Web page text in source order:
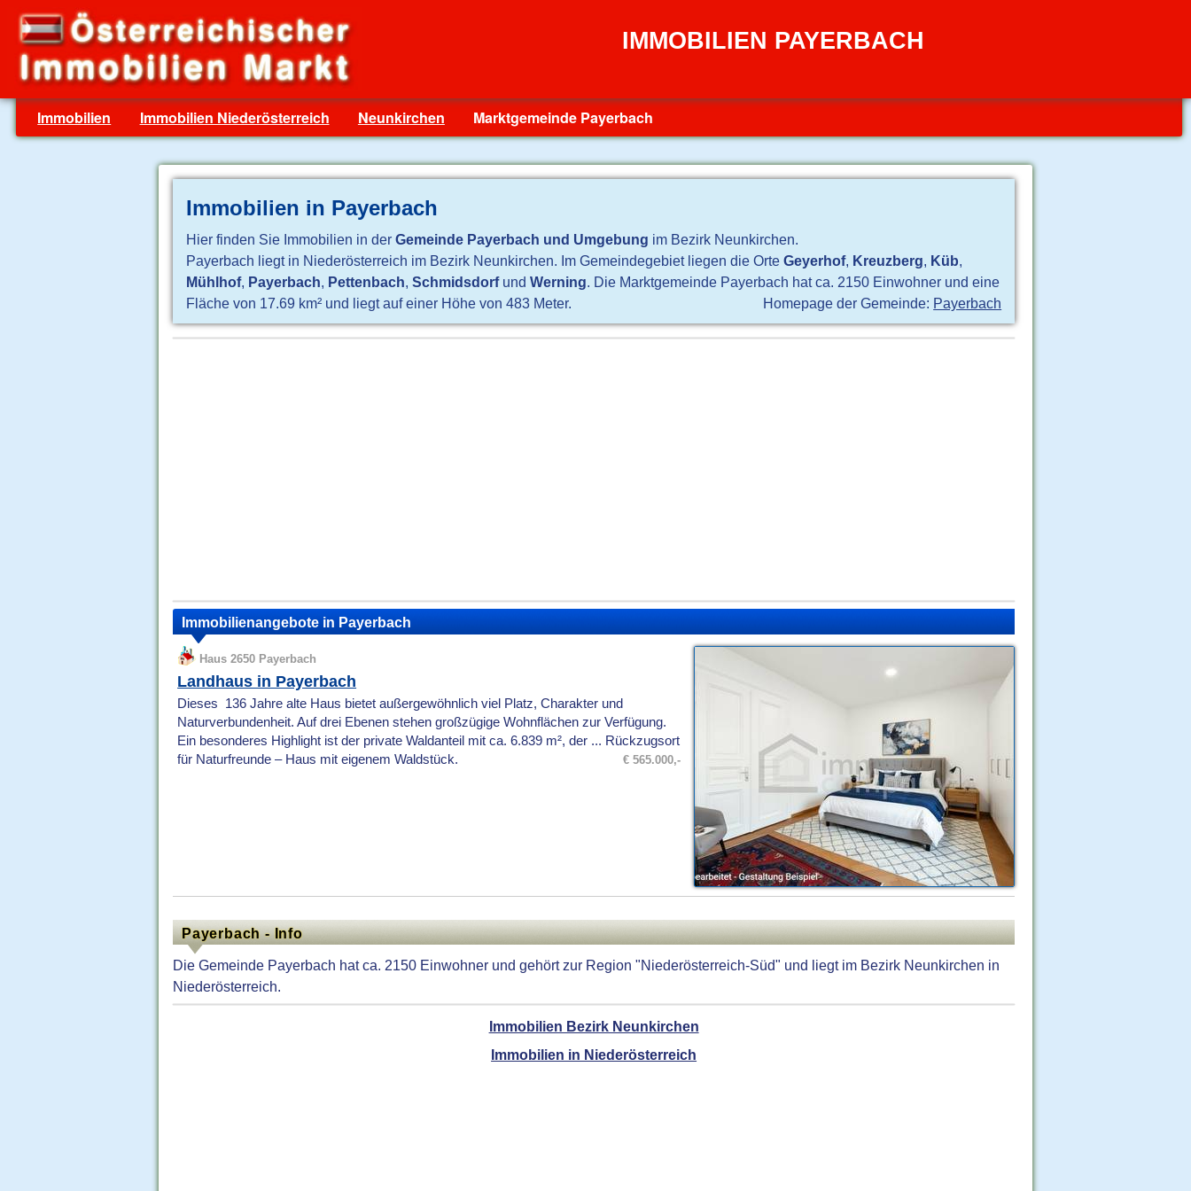
IMMOBILIEN PAYERBACH
Immobilien Immobilien Niederösterreich Neunkirchen Marktgemeinde Payerbach
Immobilien in Payerbach
Hier finden Sie Immobilien in der Gemeinde Payerbach und Umgebung im Bezirk Neunkirchen.
Payerbach liegt in Niederösterreich im Bezirk Neunkirchen. Im Gemeindegebiet liegen die Orte Geyerhof, Kreuzberg, Küb,
Mühlhof, Payerbach, Pettenbach, Schmidsdorfund Werning. Die Marktgemeinde Payerbach hat ca. 2150 Einwohner und eine
Fläche von 17.69 km² und liegt auf einer Höhe von 483 Meter.
Homepage der Gemeinde: Payerbach
Immobilienangebote in Payerbach
Haus 2650 Payerbach
Landhaus in Payerbach
Dieses 136 Jahre alte Haus bietet außergewöhnlich viel Platz, Charakter und
Naturverbundenheit. Auf drei Ebenen stehen großzügige Wohnflächen zur Verfügung.
Ein besonderes Highlight ist der private Waldanteil mit ca. 6.839 m², der ... Rückzugsort
für Naturfreunde – Haus mit eigenem Waldstück.
€ 565.000,-
Payerbach - Info
Die Gemeinde Payerbach hat ca. 2150 Einwohner und gehört zur Region "Niederösterreich-Süd" und liegt im Bezirk Neunkirchen in
Niederösterreich.
Immobilien Bezirk Neunkirchen
Immobilien in Niederösterreich